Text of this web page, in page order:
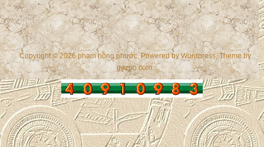
Copyright © 2026 phạm hồng phước. Powered byWordpress, Theme by
gazpo.com.